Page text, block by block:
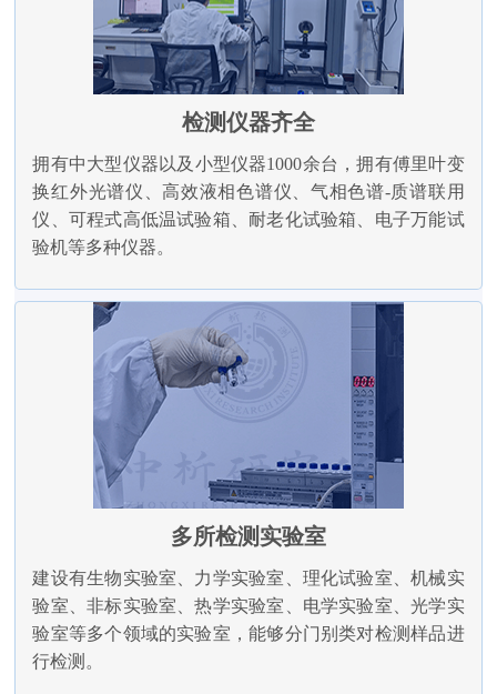
检测仪器齐全
拥有中大型仪器以及小型仪器1000余台，拥有傅里叶变
换红外光谱仪、高效液相色谱仪、气相色谱-质谱联用
仪、可程式高低温试验箱、耐老化试验箱、电子万能试
验机等多种仪器。
多所检测实验室
建设有生物实验室、力学实验室、理化试验室、机械实
验室、非标实验室、热学实验室、电学实验室、光学实
验室等多个领域的实验室，能够分门别类对检测样品进
行检测。